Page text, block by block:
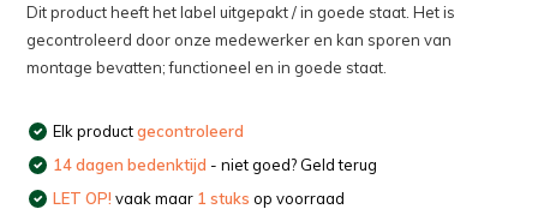
Dit product heeft het label uitgepakt / in goede staat. Het is
gecontroleerd door onze medewerker en kan sporen van
montage bevatten; functioneel en in goede staat.
Elk productgecontroleerd
14 dagen bedenktijd - niet goed? Geld terug
LET OP! vaak maar 1 stuks op voorraad